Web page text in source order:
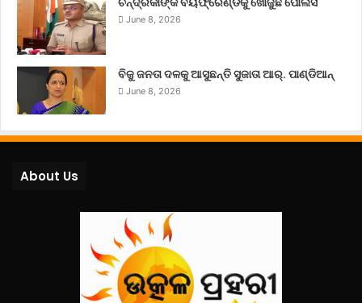
June 8, 2026
ବିଜୁ ଜନତା ଦଳକୁ ଆସୁଛନ୍ତି ସୁଜାତା ଆର୍‌. ପାଣ୍ଡିଆନ୍
June 8, 2026
About Us